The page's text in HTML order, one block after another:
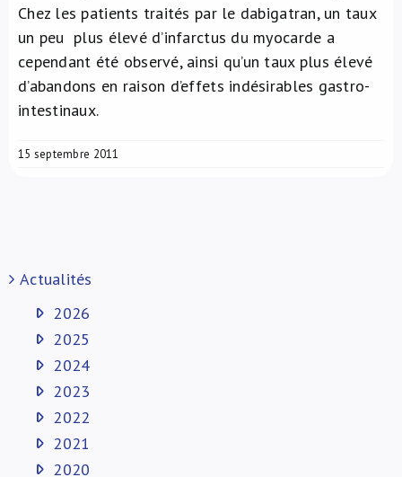
Chez les patients traités par le dabigatran, un taux
un peu plus élevé d’infarctus du myocarde a
cependant été observé, ainsi qu’un taux plus élevé
d’abandons en raison d’effets indésirables gastro-
intestinaux.
15 septembre 2011
Actualités
2026
2025
2024
2023
2022
2021
2020